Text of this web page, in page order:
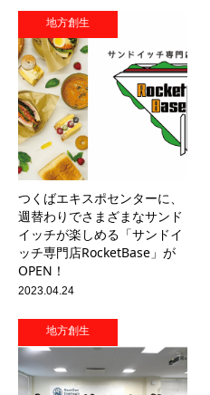
地方創生
つくばエキスポセンターに、
週替わりでさまざまなサンド
イッチが楽しめる「サンドイ
ッチ専門店RocketBase」が
OPEN！
2023.04.24
地方創生